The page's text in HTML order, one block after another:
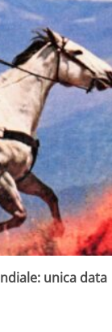
unica data